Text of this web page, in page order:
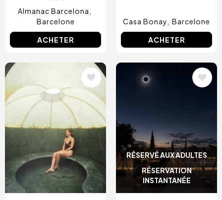
Almanac Barcelona
Barcelone
ACHETER
Casa Bonay Barcelone
ACHETER
Image
RÉSERVÉ AUX ADULTES
RÉSERVATION
INSTANTANÉE
Image